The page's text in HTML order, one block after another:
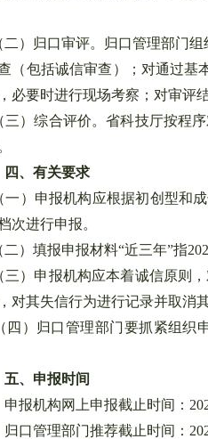
）归口审评。归口管理部门组
（包括诚信审查）；对通过基
必要时进行现场考察；对审评
）综合评价。省科技厅按程序
四、有关要求
）申报机构应根据初创型和成
次进行申报。
）填报申报材料“近三年”指
）申报机构应本着诚信原则，
对其失信行为进行记录并取消
）归口管理部门要抓紧组织申
五、申报时间
申报机构网上申报截止时间：
归口管理部门推荐截止时间：